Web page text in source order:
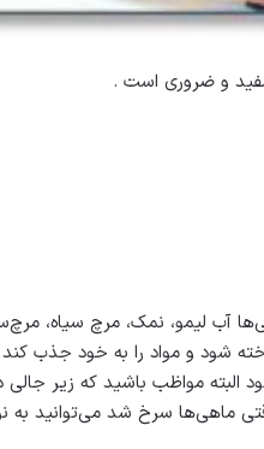
مفيد و ضروری است .
آب لیمو، نمک، مرچ سیاه،
شود و مواد را به خود جذب
تا روی ماهی سرخ شود البته مواظب
سرخ شد می‌توانید به